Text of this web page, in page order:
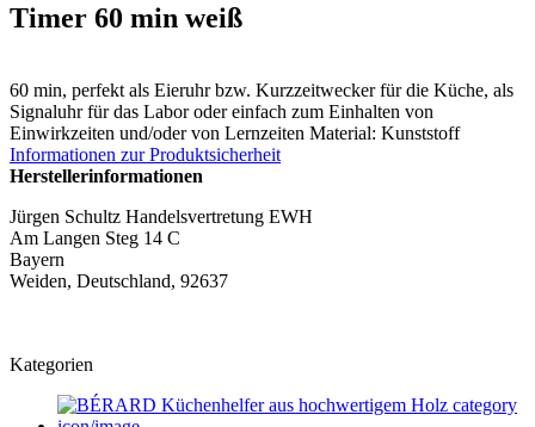
Timer 60 min weiß
60 min, perfekt als Eieruhr bzw. Kurzzeitwecker für die Küche, als
Signaluhr für das Labor oder einfach zum Einhalten von
Einwirkzeiten und/oder von Lernzeiten Material: Kunststoff
Informationen zur Produktsicherheit
Herstellerinformationen
Jürgen Schultz Handelsvertretung EWH
Am Langen Steg 14 C
Bayern
Weiden, Deutschland, 92637
Kategorien